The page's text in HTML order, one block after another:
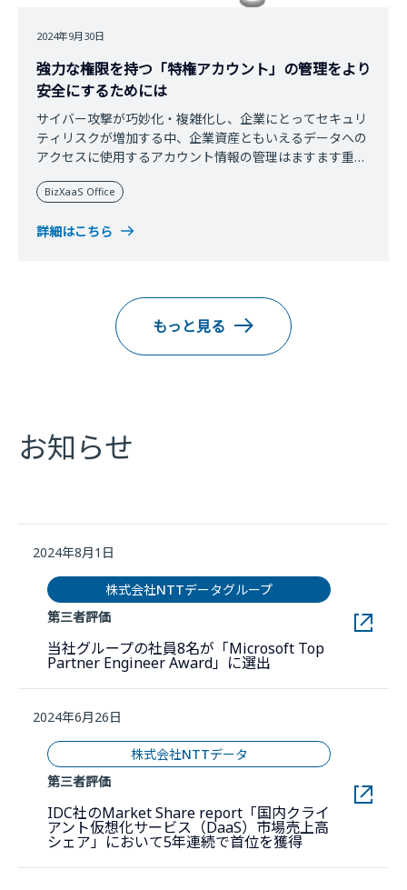
2024年9月30日
強力な権限を持つ「特権アカウント」の管理をより
安全にするためには
サイバー攻撃が巧妙化・複雑化し、企業にとってセキュリ
ティリスクが増加する中、企業資産ともいえるデータへの
アクセスに使用するアカウント情報の管理はますます重要
を実現する「アイデンティティ・ガバナンスと管理」と
し、一元管理に役立つことを紹介しました。今回のコラム
BizXaaS Office
詳細はこちら
もっと見る
お知らせ
2024年8月1日
株式会社NTTデータグループ
第三者評価
当社グループの社員8名が「Microsoft Top
Partner Engineer Award」に選出 新しいウィンドウ
2024年6月26日
株式会社NTTデータ
第三者評価
IDC社のMarket Share report「国内クライ
アント仮想化サービス（DaaS）市場売上高
シェア」において5年連続で首位を獲得新しいウィン